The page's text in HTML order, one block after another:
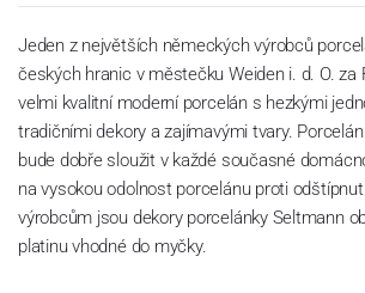
Jeden z největších německých výrobců
českých hranic v městečku Weiden i. d. O. za
velmi kvalitní moderní porcelán s hezkými
tradičními dekory a zajímavými tvary.
bude dobře sloužit v každé současné
na vysokou odolnost porcelánu proti
výrobcům jsou dekory porcelánky Seltmann
platinu vhodné do myčky.